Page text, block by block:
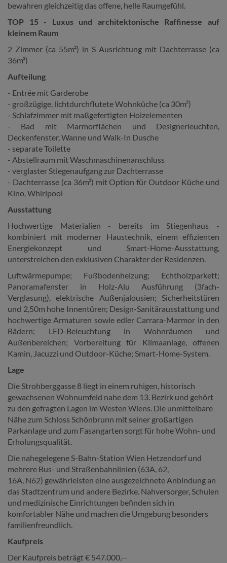
bewahren gleichzeitig das offene, helle Raumgefühl.
TOP 15 - Luxus und architektonische Raffinesse auf
kleinem Raum
2 Zimmer (ca 55m²) in S Ausrichtung mit Dachterrasse (ca
36m²)
Aufteilung
- Entrée mit Garderobe
- großzügige, lichtdurchflutete Wohnküche (ca 30m²)
- Schlafzimmer mit maßgefertigten Holzelementen
- Bad mit Marmorflächen und Designerleuchten,
Deckenfenster, Wanne und Walk-In Dusche
- separate Toilette
- Abstellraum mit Waschmaschinenanschluss
- verglaster Stiegenaufgang zur Dachterrasse
- Dachterrasse (ca 36m²) mit Option für Outdoor Küche und
Kino, Whirlpool
Ausstattung
Hochwertige Materialien - bereits im Stiegenhaus -
kombiniert mit moderner Haustechnik, einem effizienten
Energiekonzept und Smart-Home-Ausstattung,
unterstreichen den exklusiven Charakter der Residenzen.
Luftwärmepumpe; Fußbodenheizung; Echtholzparkett;
Panoramafenster in Holz-Alu Ausführung (3fach-
Verglasung), elektrische Außenjalousien; Sicherheitstüren
und 2,50m hohe Innentüren; Design-Sanitärausstattung und
hochwertige Armaturen sowie edler Carrara-Marmor in den
Bädern; LED-Beleuchtung in Wohnräumen und
Außenbereichen; Vorbereitung für Klimaanlage, offenen
Kamin, Jacuzzi und Outdoor-Küche; Smart-Home-System.
Lage
Die Strohberggasse 8 liegt in einem ruhigen, historisch
gewachsenen Wohnumfeld nahe dem 13. Bezirk und gehört
zu den gefragten Lagen im Westen Wiens. Die unmittelbare
Nähe zum Schloss Schönbrunn mit seiner großartigen
Parkanlage und zum Fasangarten sorgt für hohe Wohn- und
Erholungsqualität.
Die nahegelegene S-Bahn-Station Wien Hetzendorf und
mehrere Bus- und Straßenbahnlinien (63A, 62,
16A, N62) gewährleisten eine ausgezeichnete Anbindung an
das Stadtzentrum und andere Bezirke. Nahversorger, Schulen
und medizinische Einrichtungen befinden sich in
komfortabler Nähe und machen die Umgebung besonders
familienfreundlich.
Kaufpreis
Der Kaufpreis beträgt € 547.000,--